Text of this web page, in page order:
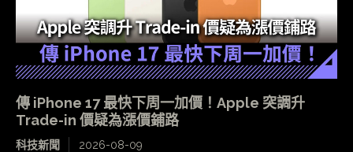
傳 iPhone 17 最快下周一加價！Apple 突調升
Trade-in 價疑為漲價鋪路
科技新聞 2026-08-09